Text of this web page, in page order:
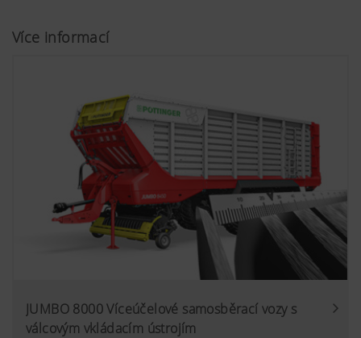
Více informací
JUMBO 8000 Víceúčelové samosběrací vozy s
válcovým vkládacím ústrojím